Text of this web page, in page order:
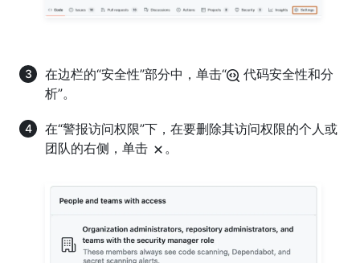
在边栏的“安全性”部分中，单击“
代码安全性和分
析”。
在“警报访问权限”下，在要删除其访问权限的个人或
团队的右侧，单击
。